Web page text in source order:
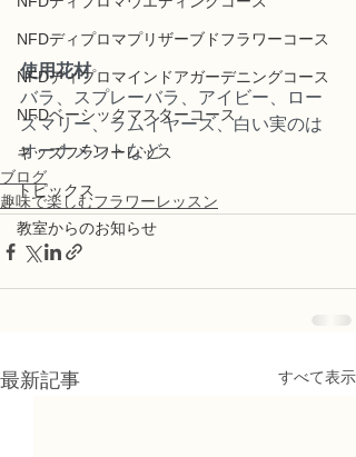
NFDディプロマプリザーブドフラワーコース
NFDディプロマインドアガーデニングコース
NFDベーシックマスターコース
キッズフラワーレッス
トピックス
教室からのお知らせ
使用花材
バラ、スプレーバラ、アイビー、ロー
ズマリー、ラムイヤーズ、白い実のは
オーナメントなど
ブログ
趣味で楽しむフラワーレッスン
最新記事 すべて表示